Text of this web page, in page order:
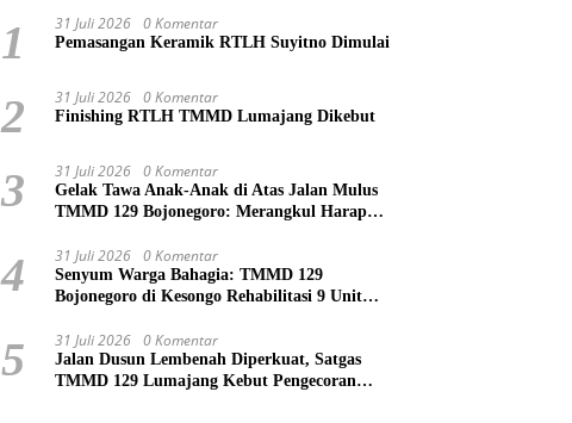
1 31 Juli 2026 0 Komentar
Pemasangan Keramik RTLH Suyitno Dimulai
2 31 Juli 2026 0 Komentar
Finishing RTLH TMMD Lumajang Dikebut
3 31 Juli 2026 0 Komentar
Gelak Tawa Anak-Anak di Atas Jalan Mulus
TMMD 129 Bojonegoro: Merangkul Harapan
4 31 Juli 2026 0 Komentar
Senyum Warga Bahagia: TMMD 129
Bojonegoro di Kesongo Rehabilitasi 9 Unit
5 31 Juli 2026 0 Komentar
Jalan Dusun Lembenah Diperkuat, Satgas
TMMD 129 Lumajang Kebut Pengecoran